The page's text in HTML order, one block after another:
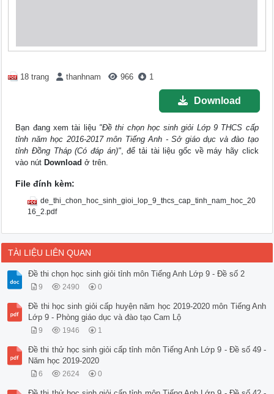
18 trang thanhnam 966 1
Download
Bạn đang xem tài liệu "Đề thi chọn học sinh giỏi Lớp 9 THCS cấp
tỉnh năm học 2016-2017 môn Tiếng Anh - Sở giáo dục và đào tạo
tỉnh Đồng Tháp (Có đáp án)", để tải tài liệu gốc về máy hãy click
vào nút Download ở trên.
File đính kèm:
de_thi_chon_hoc_sinh_gioi_lop_9_thcs_cap_tinh_nam_hoc_20
16_2.pdf
TÀI LIỆU LIÊN QUAN
Đề thi chọn học sinh giỏi tỉnh môn Tiếng Anh Lớp 9 - Đề số 2
9 2490 0
Đề thi học sinh giỏi cấp huyện năm học 2019-2020 môn Tiếng Anh
Lớp 9 - Phòng giáo dục và đào tạo Cam Lộ
9 1946 1
Đề thi thử học sinh giỏi cấp tỉnh môn Tiếng Anh Lớp 9 - Đề số 49 -
Năm học 2019-2020
6 2624 0